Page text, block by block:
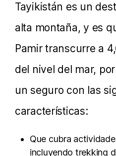
Tayikistán es un
alta montaña, y es
Pamir transcurre a
del nivel del mar,
un seguro con las
características:
Que cubra
incluyendo trekking